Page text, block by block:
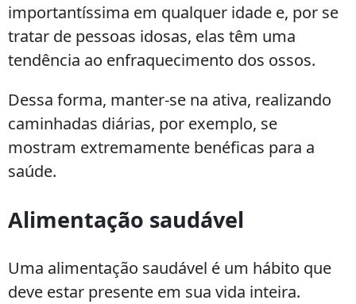
importantíssima em qualquer idade e, por se
tratar de pessoas idosas, elas têm uma
tendência ao enfraquecimento dos ossos.
Dessa forma, manter-se na ativa, realizando
caminhadas diárias, por exemplo, se
mostram extremamente benéficas para a
saúde.
Alimentação saudável
Uma alimentação saudável é um hábito que
deve estar presente em sua vida inteira.